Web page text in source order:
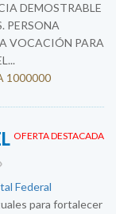
DEMOSTRABLE
PERSONA
VOCACIÓN PARA
1000000
OFERTA DESTACADA
Federal
para fortalecer